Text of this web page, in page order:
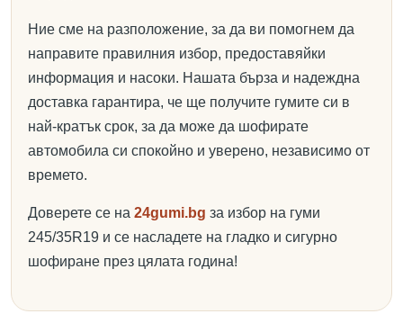
Ние сме на разположение, за да ви помогнем да
направите правилния избор, предоставяйки
информация и насоки. Нашата бърза и надеждна
доставка гарантира, че ще получите гумите си в
най-кратък срок, за да може да шофирате
автомобила си спокойно и уверено, независимо от
времето.
Доверете се на 24gumi.bg за избор на гуми
245/35R19 и се насладете на гладко и сигурно
шофиране през цялата година!